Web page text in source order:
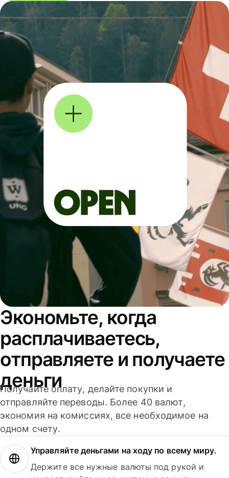
Экономьте, когда
расплачиваетесь,
отправляете и получаете
деньги
Получайте оплату, делайте покупки и
отправляйте переводы. Более 40 валют,
экономия на комиссиях, все необходимое на
одном счету.
Управляйте деньгами на ходу по всему миру.
Держите все нужные валюты под рукой и